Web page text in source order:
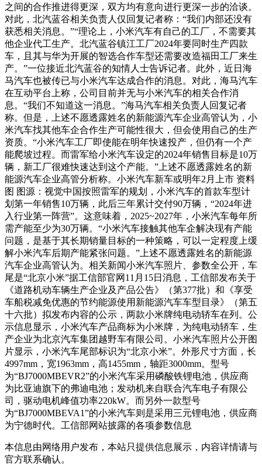
之间的合作推进得更深，双方均有意向进行更深一步的洽谈。
对此，北汽蓝谷相关负责人仅回复记者称：“我们内部还没有
获悉相关消息。”“理论上，小米汽车有自己的工厂，不需要其
他企业代工生产。北汽蓝谷镇江工厂2024年要同时生产四款
车，且其与华为开展的智选合作车型还需要改造福田工厂来生
产。”一位接近北汽蓝谷的知情人士告诉记者。此外，近日海
马汽车也被传已与小米汽车达成合作的消息。对此，海马汽车
在互动平台上称，公司目前并无与小米汽车的相关合作消
息。“我们不知道这一消息。”海马汽车相关负责人回复记者
称。但是，上述不愿透露姓名的新能源汽车企业高管认为，小
米汽车找其他车企合作生产可能性很大，但会使用自己的生产
资质。“小米汽车工厂即使能在明年快速投产，但仍有一个产
能爬坡过程。而雷军给小米汽车设定的2024年销售目标是10万
辆，新工厂很难快速达到这个产能。”上述不愿透露姓名的新
能源汽车企业高管分析称。小米汽车新车或明年2月上市 资料
图 图源：视觉中国按照雷军的规划，小米汽车的首款车型计
划第一年销售10万辆，此后三年累计交付90万辆，“2024年进
入行业第一阵营”。这意味着，2025~2027年，小米汽车每年所
需产能至少为30万辆。“小米汽车接触其他车企解决现有产能
问题，是基于其长期销量目标的一种策略，可以一定程度上缓
解小米汽车后期产能紧张问题。”上述不愿透露姓名的新能源
汽车企业高管认为。相关新闻小米汽车照片、参数全公开，车
尾是“北京小米”据工信部官网11月15日消息，工信部发布关于
《道路机动车辆生产企业及产品公告》（第377批）和《享受
车船税减免优惠的节约能源使用新能源汽车车型目录》（第五
十六批）拟发布内容的公示，两款小米牌纯电动轿车在列。公
示信息显示，小米汽车产品商标为小米牌，为纯电动轿车，生
产企业为北京汽车集团越野车有限公司。小米汽车照片公开图
片显示，小米汽车尾部标识为“北京小米”。外形尺寸方面，长
4997mm，宽1963mm，高1455mm，轴距3000mm。型号
为“BJ7000MBEVR2”的小米汽车采用磷酸铁锂电池，供应商
为比亚迪旗下的弗迪电池；发动机来自联合汽车电子有限公
司，驱动电机峰值功率220kW。而另外一款型号
为“BJ7000MBEVA1”的小米汽车则是采用三元锂电池，供应商
为宁德时代。工信部网站披露的各项参数信息
本信息由网络用户发布， 本站只提供信息展示，内容详情请与
官方联系确认。